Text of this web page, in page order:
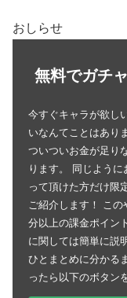
おしらせ
無料でガチ
今すぐキャラが欲し
いなんてことはあり
ついついお金が足り
ります。 同じよう
って頂けた方だけ限
ご紹介します！ この
分以上の課金ポイン
に関しては簡単に説
ひとまとめに分かる
ったら以下のボタン